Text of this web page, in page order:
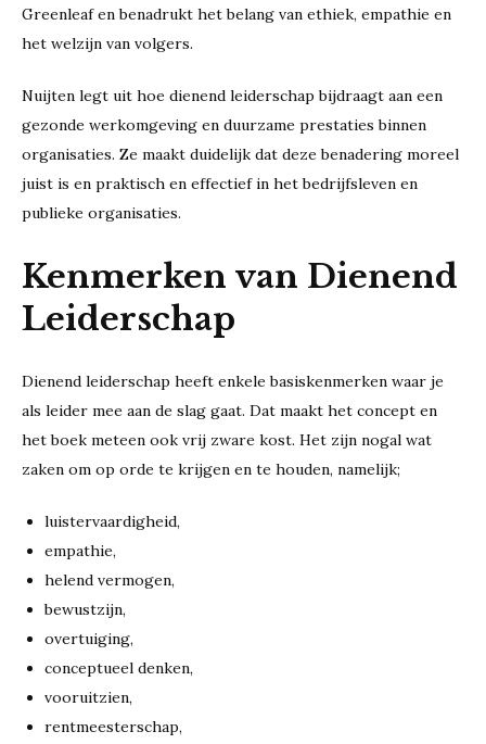
Greenleaf en benadrukt het belang van ethiek, empathie en
het welzijn van volgers.
Nuijten legt uit hoe dienend leiderschap bijdraagt aan een
gezonde werkomgeving en duurzame prestaties binnen
organisaties. Ze maakt duidelijk dat deze benadering moreel
juist is en praktisch en effectief in het bedrijfsleven en
publieke organisaties.
Kenmerken van Dienend
Leiderschap
Dienend leiderschap heeft enkele basiskenmerken waar je
als leider mee aan de slag gaat. Dat maakt het concept en
het boek meteen ook vrij zware kost. Het zijn nogal wat
zaken om op orde te krijgen en te houden, namelijk;
luistervaardigheid,
empathie,
helend vermogen,
bewustzijn,
overtuiging,
conceptueel denken,
vooruitzien,
rentmeesterschap,